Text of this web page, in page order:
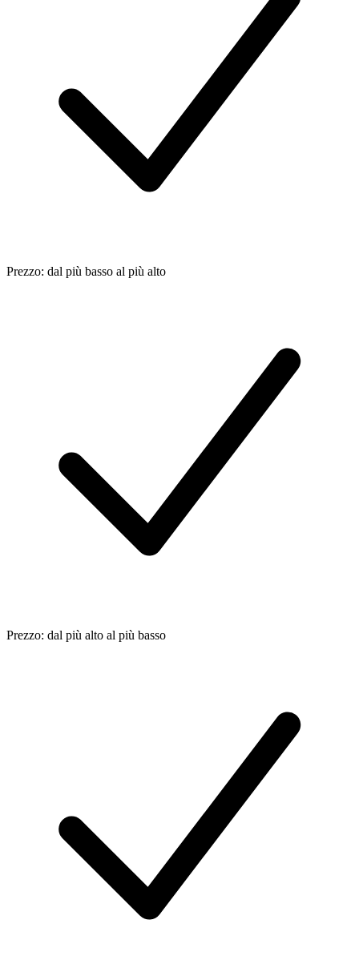
Prezzo: dal più basso al più alto
Prezzo: dal più alto al più basso